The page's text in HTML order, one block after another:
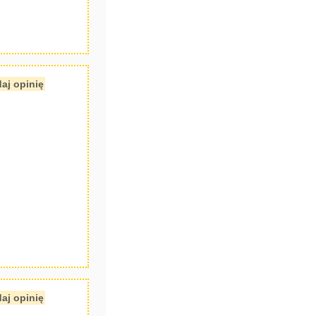
opinię
opinię